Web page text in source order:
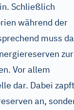
Schließlich
während der
muss
zur
Vor allem
dar. Dabei
an,